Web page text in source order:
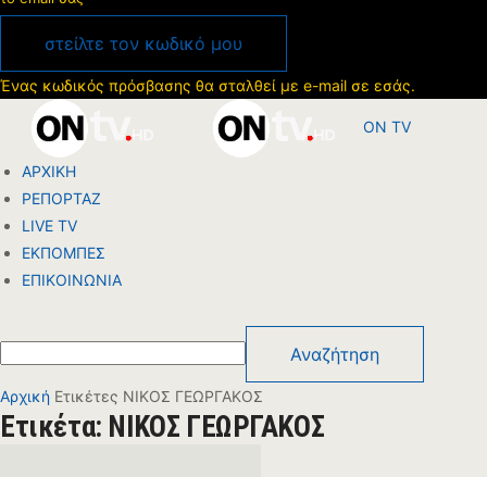
Ένας κωδικός πρόσβασης θα σταλθεί με e-mail σε εσάς.
ON TV
ΑΡΧΙΚΗ
ΡΕΠΟΡΤΑΖ
LIVE TV
ΕΚΠΟΜΠΕΣ
ΕΠΙΚΟΙΝΩΝΙΑ
Αρχική Ετικέτες ΝΙΚΟΣ ΓΕΩΡΓΑΚΟΣ
Ετικέτα: ΝΙΚΟΣ ΓΕΩΡΓΑΚΟΣ